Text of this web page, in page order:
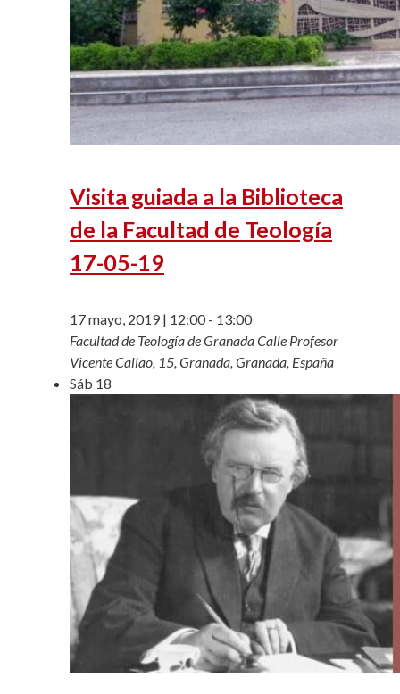
Visita guiada a la Biblioteca
de la Facultad de Teología
17-05-19
17 mayo, 2019 | 12:00- 13:00
Facultad de Teología de GranadaCalle Profesor
Vicente Callao, 15, Granada, Granada, España
Sáb 18